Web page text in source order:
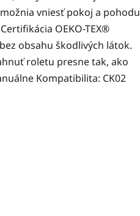
vniesť pokoj a pohodu
OEKO-TEX®
obsahu škodlivých látok.
roletu presne tak, ako
Kompatibilita: CK02